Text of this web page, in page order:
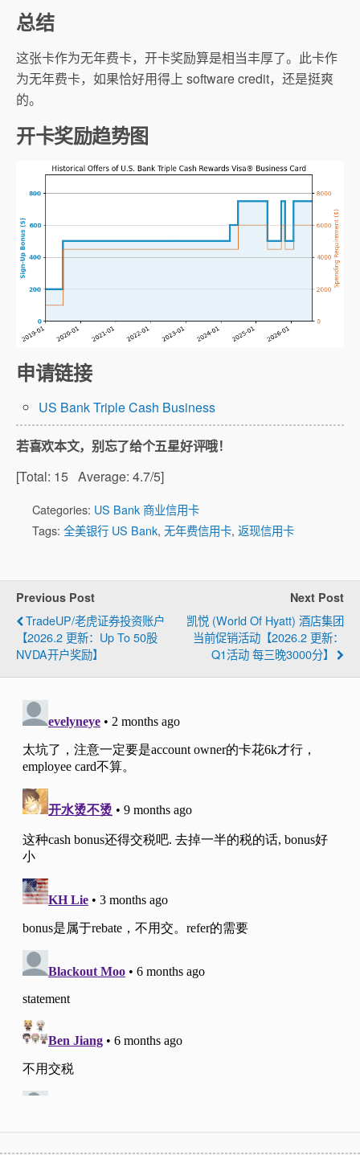
总结
这张卡作为无年费卡，开卡奖励算是相当丰厚了。此卡作
为无年费卡，如果恰好用得上 software credit，还是挺爽
的。
开卡奖励趋势图
申请链接
US Bank Triple Cash Business
若喜欢本文，别忘了给个五星好评哦！
[Total: 15 Average: 4.7/5]
Categories: US Bank 商业信用卡
Tags: 全美银行 US Bank, 无年费信用卡, 返现信用卡
Previous Post
TradeUP/老虎证券投资账户
【2026.2 更新：Up To 50股
NVDA开户奖励】
Next Post
凯悦 (World Of Hyatt) 酒店集团
当前促销活动【2026.2 更新：
Q1活动 每三晚3000分】